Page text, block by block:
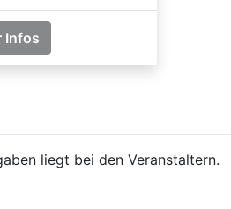
Infos
liegt bei den Veranstaltern.